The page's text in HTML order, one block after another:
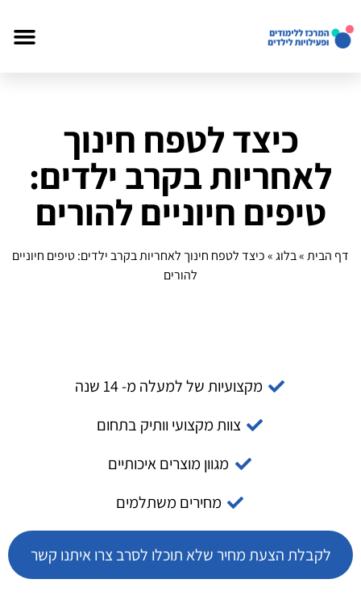
כיצד לטפח חינוך
לאחריות בקרב ילדים:
טיפים חיוניים להורים
דף הבית»בלוג»כיצד לטפח חינוך לאחריות בקרב ילדים: טיפים חיוניים
להורים
מקצועיות של למעלה מ- 14 שנה
צוות מקצועי וותיק בתחום
מגוון מוצרים איכותיים
מחירים משתלמים
לקבלת הצעת מחיר שלא תוכלו לסרב צרו איתנו קשר